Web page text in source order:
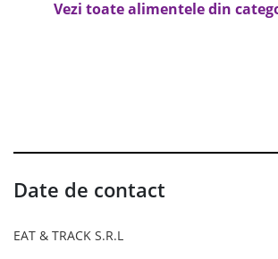
Vezi toate alimentele din
Date de contact
EAT & TRACK S.R.L